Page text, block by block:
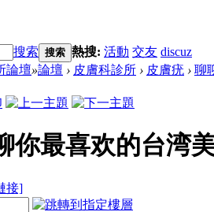
搜索 搜索 熱搜: 活動 交友 discuz
論壇»論壇 › 皮膚科診所 › 皮膚疣 › 聊
你最喜欢的台湾
接]